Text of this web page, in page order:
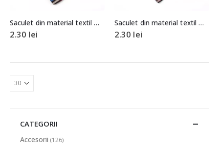
Saculet din material textil model etnic aprox. 9×13,5cm
2.30 lei
Saculet din material textil model etnic aprox. 9,5x13cm
2.30 lei
CATEGORII
Accesorii (126)